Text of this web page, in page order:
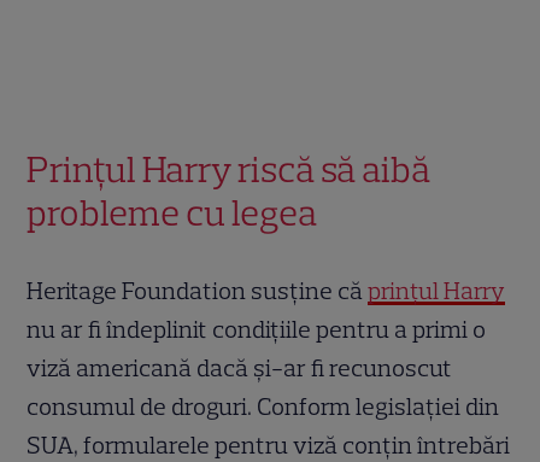
Prințul Harry riscă să aibă
probleme cu legea
Heritage Foundation susține căprințul Harry
nu ar fi îndeplinit condițiile pentru a primi o
viză americană dacă și-ar fi recunoscut
consumul de droguri. Conform legislației din
SUA, formularele pentru viză conțin întrebări